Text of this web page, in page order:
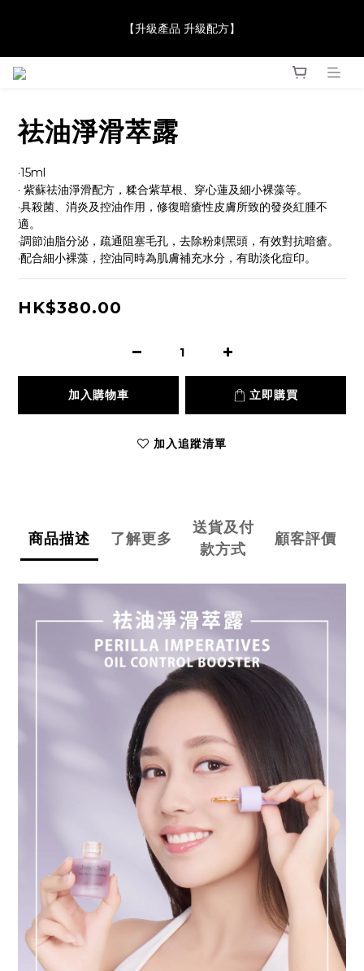
Award 勇奪金獎】
【升級產品 升級配方】
【JaneClare 康膚薈在iida Award Milan 2024 Professional
祛油淨滑萃露
·15ml
· 紫蘇祛油淨滑配方，糅合紫草根、穿心蓮及細小裸藻等。
·具殺菌、消炎及控油作用，修復暗瘡性皮膚所致的發炎紅腫不
適。
·調節油脂分泌，疏通阻塞毛孔，去除粉刺黑頭，有效對抗暗瘡。
·配合細小裸藻，控油同時為肌膚補充水分，有助淡化痘印。
HK$380.00
加入購物車 立即購買
加入追蹤清單
商品描述 了解更多
送貨及付
款方式
顧客評價